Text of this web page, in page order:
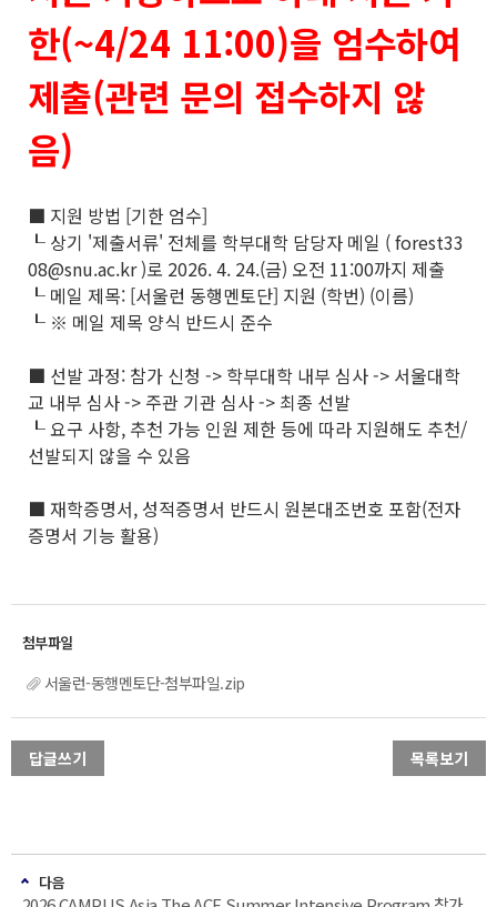
한(~4/24 11:00)을 엄수하여
제출(관련 문의 접수하지 않
음)
■ 지원 방법 [기한 엄수]
┖ 상기 '제출서류' 전체를 학부대학 담당자 메일 ( forest33
08@snu.ac.kr )로 2026. 4. 24.(금) 오전 11:00까지 제출
┖ 메일 제목: [서울런 동행멘토단] 지원 (학번) (이름)
┖ ※ 메일 제목 양식 반드시 준수
■ 선발 과정: 참가 신청 -> 학부대학 내부 심사 -> 서울대학
교 내부 심사 -> 주관 기관 심사 -> 최종 선발
┖ 요구 사항, 추천 가능 인원 제한 등에 따라 지원해도 추천/
선발되지 않을 수 있음
■ 재학증명서, 성적증명서 반드시 원본대조번호 포함(전자
증명서 기능 활용)
서울런-동행멘토단-첨부파일.zip
답글쓰기 목록보기
다음